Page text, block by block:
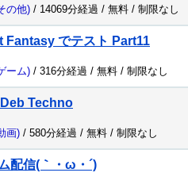
の他) / 14069分経過 / 無料 / 制限なし
Fantasy でテスト Part11
ーム) / 316分経過 / 無料 / 制限なし
Deb Techno
画) / 580分経過 / 無料 / 制限なし
配信(｀・ω・´)